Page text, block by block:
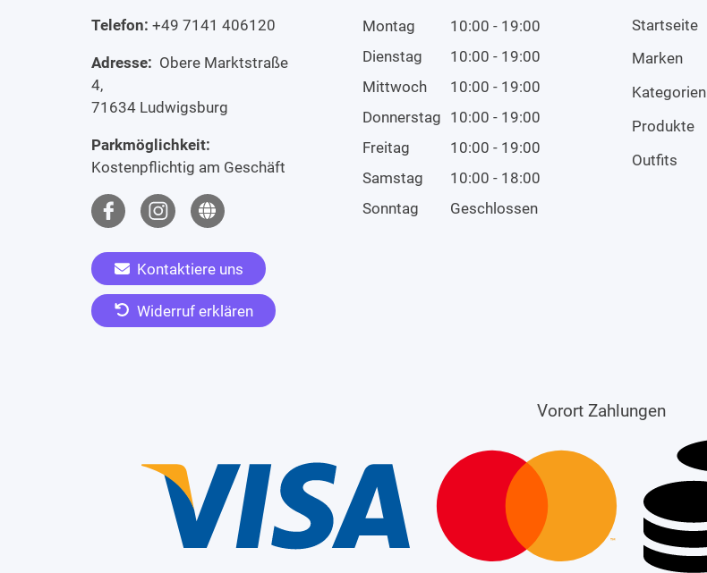
Telefon: +49 7141 406120
Adresse: Obere Marktstraße
4,
71634 Ludwigsburg
Parkmöglichkeit:
Kostenpflichtig am Geschäft
Kontaktiere uns
Widerruf erklären
Montag
10:00 - 19:00
Dienstag
10:00 - 19:00
Mittwoch
10:00 - 19:00
Donnerstag 10:00 - 19:00
Freitag
10:00 - 19:00
Samstag
10:00 - 18:00
Sonntag
Geschlossen
Startseite
Marken
Kategorien
Produkte
Outfits
Vorort Zahlungen